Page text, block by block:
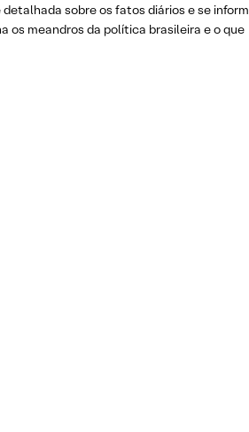
sobre os fatos diários e se
os meandros da política brasileira e o que